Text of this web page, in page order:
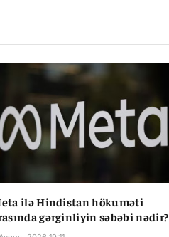
ilə Hindistan hökuməti
gərginliyin səbəbi nədir?